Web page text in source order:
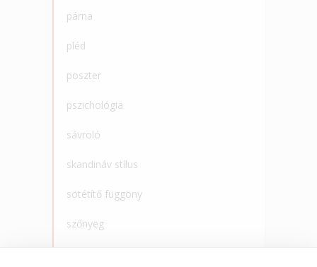
párna
pléd
poszter
pszichológia
sávroló
skandináv stílus
sötétítő függöny
szőnyeg